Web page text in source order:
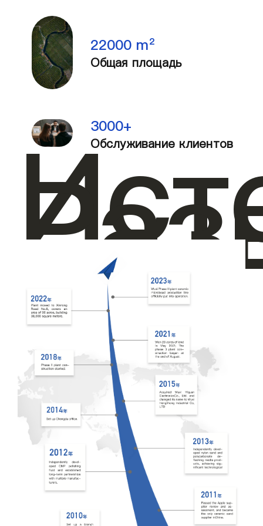
22000 m²
Общая площадь
3000+
Обслуживание клиентов